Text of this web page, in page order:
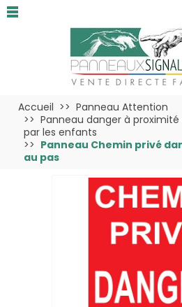
Accueil
Panneau Attention
Panneau danger à
par les enfants
Panneau Chemin privé
au pas